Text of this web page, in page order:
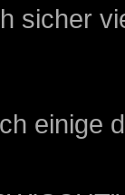
sicher
einige